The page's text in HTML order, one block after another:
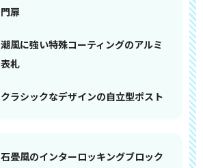
門扉
潮風に強い特殊コーティングのアルミ
表札
クラシックなデザインの自立型ポスト
石畳風のインターロッキングブロック